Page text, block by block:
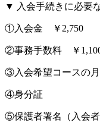
▼ 入会手続きに必要
①入会金 ￥2,750
②事務手数料 ￥
③入会希望コースの
④身分証
⑤保護者署名（入会者